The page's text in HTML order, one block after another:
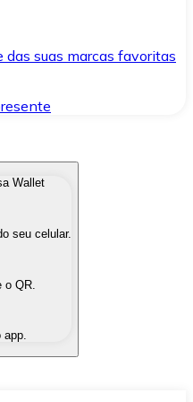
suas marcas favoritas
seu interesse de forma
em moeda fiduciária
por outra
Wallet
seu celular.
o QR.
app.